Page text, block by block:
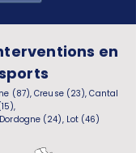
en
(87), Creuse (23), Cantal
(24), Lot (46)